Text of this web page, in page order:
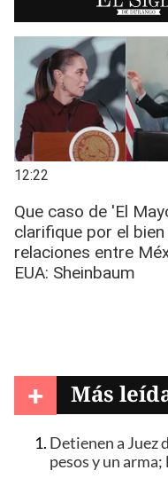
+ Más
Detienen a Juez
pesos y un